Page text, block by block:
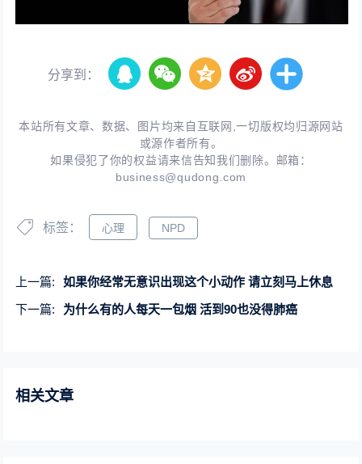
分享到：
本站所有文章、数据、图片均来自互联网,一切版权均归源网站
或源作者所有。
如果侵犯了你的权益请来信告知我们删除。邮箱：
business@qudong.com
标签： 心理 NPD
上一篇:
如果你经常无意识出现这个小动作 请立刻马上休息
下一篇:
为什么有的人每天一包烟 活到90也没得肺癌
相关文章